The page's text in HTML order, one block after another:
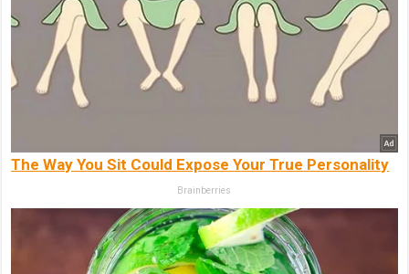
The Way You Sit Could Expose Your True Personality
Brainberries